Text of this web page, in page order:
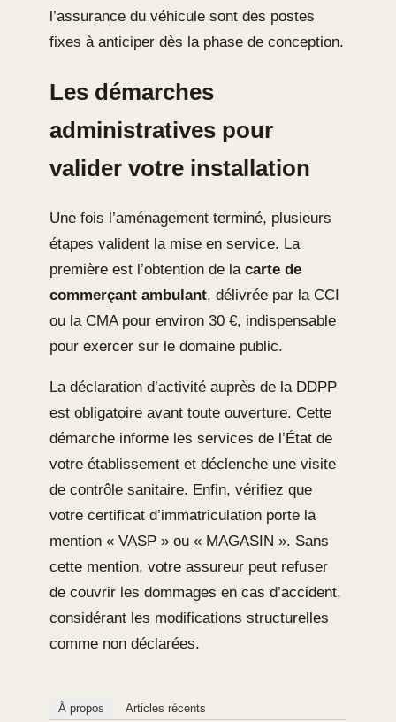
l’assurance du véhicule sont des postes
fixes à anticiper dès la phase de conception.
Les démarches
administratives pour
valider votre installation
Une fois l’aménagement terminé, plusieurs
étapes valident la mise en service. La
première est l’obtention de la carte de
commerçant ambulant, délivrée par la CCI
ou la CMA pour environ 30 €, indispensable
pour exercer sur le domaine public.
La déclaration d’activité auprès de la DDPP
est obligatoire avant toute ouverture. Cette
démarche informe les services de l’État de
votre établissement et déclenche une visite
de contrôle sanitaire. Enfin, vérifiez que
votre certificat d’immatriculation porte la
mention « VASP » ou « MAGASIN ». Sans
cette mention, votre assureur peut refuser
de couvrir les dommages en cas d’accident,
considérant les modifications structurelles
comme non déclarées.
À propos Articles récents